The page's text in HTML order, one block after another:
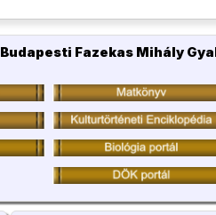
Budapesti Fazekas Mihály